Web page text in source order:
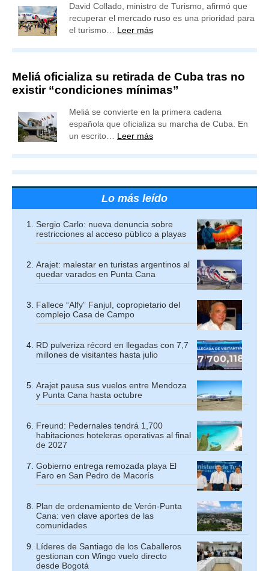
David Collado, ministro de Turismo, afirmó que
recuperar el mercado ruso es una prioridad para
el turismo… Leer más
Meliá oficializa su retirada de Cuba tras no
existir “condiciones mínimas”
Meliá se convierte en la primera cadena
española que oficializa su marcha de Cuba. En
un escrito… Leer más
Lo más leído
Sergio Carlo: nueva denuncia sobre
restricciones al acceso público a playas
Arajet: malestar en turistas argentinos al
quedar varados en Punta Cana
Fallece “Alfy” Fanjul, copropietario del
complejo Casa de Campo
RD pulveriza récord en llegadas con 7,7
millones de visitantes hasta julio
Arajet pausa sus vuelos entre Mendoza
y Punta Cana hasta octubre
Freund: Pedernales tendrá 1,700
habitaciones hoteleras operativas al final
de 2027
Gobierno entrega remozada playa El
Faro en San Pedro de Macorís
Plan de ordenamiento de Verón-Punta
Cana: ven clave aportes de las
comunidades
Líderes de Santiago de los Caballeros
gestionan con Wingo vuelo directo
desde Bogotá